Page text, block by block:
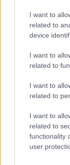
I want to
related to
device
I want to
related to
I want to
related to
I want to
related to
functionality
user
«Στην αρχή
τρένο. Δεν
(...). Φύγανε
σκόρπισε
προσπάθησα
τα σπάσουν.
άνοιξαν μία
συνέχεια,